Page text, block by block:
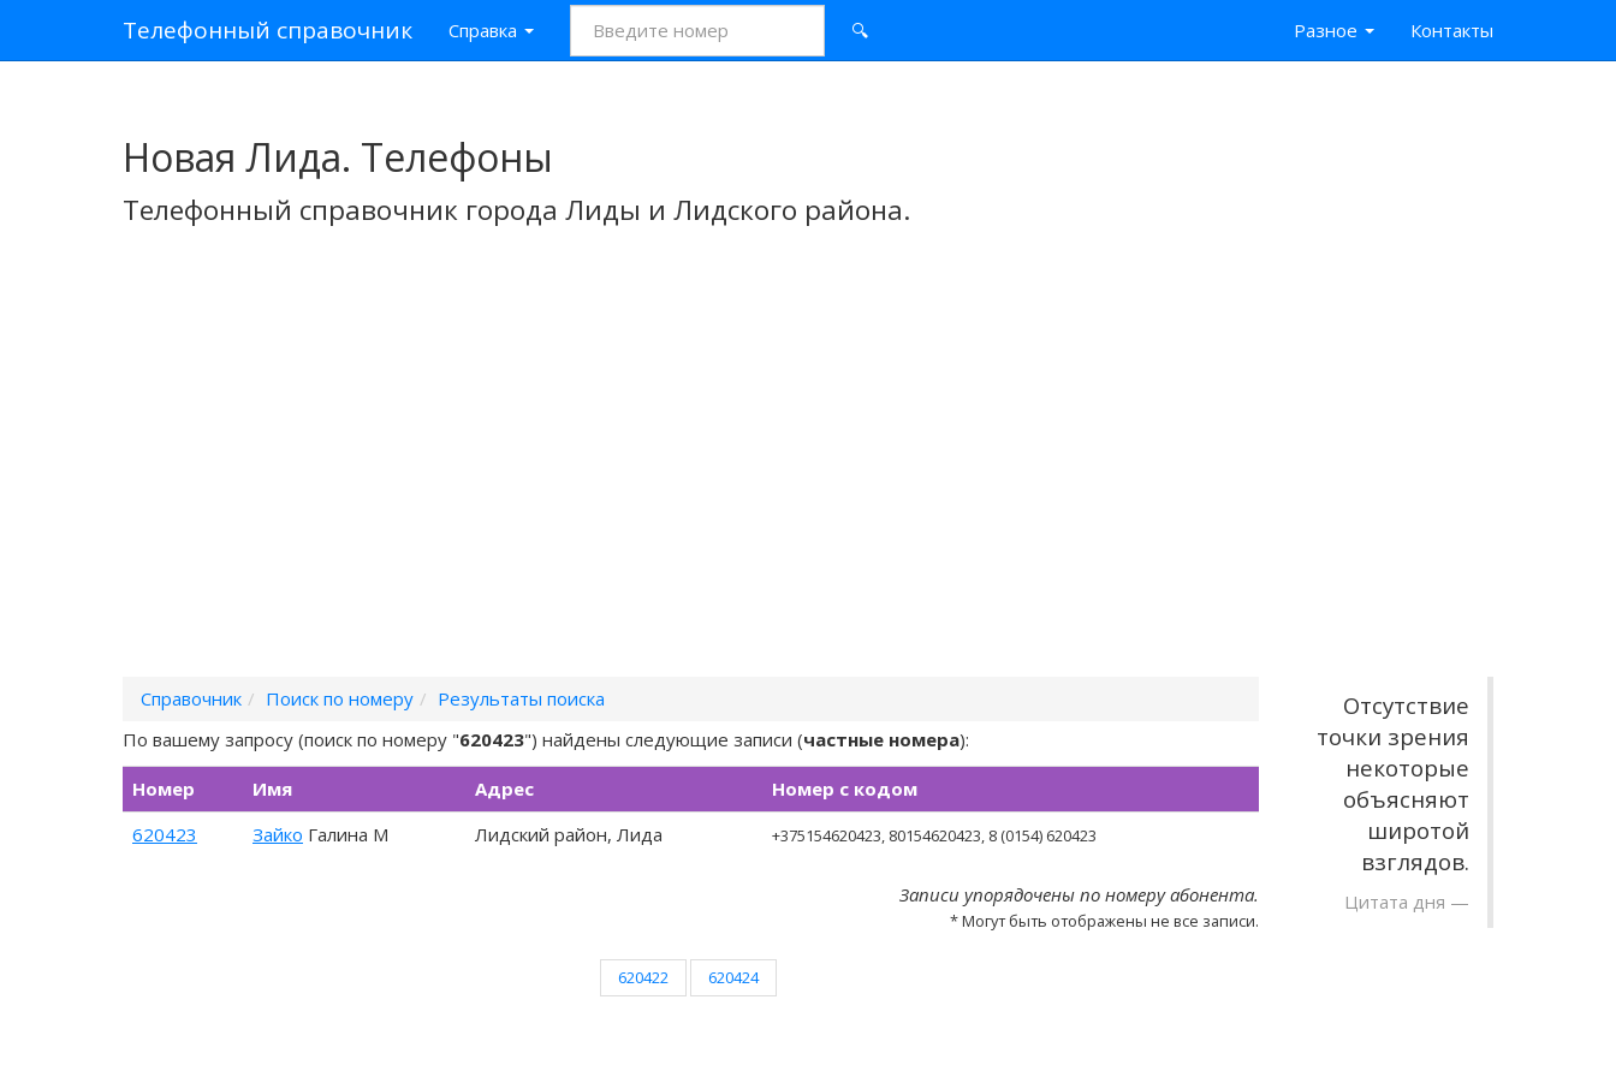
Телефонный справочник Справка 🔍 Разное Контакты
Новая Лида. Телефоны
Телефонный справочник города Лиды и Лидского района.
Справочник Поиск по номеру
Результаты поиска
По вашему запросу (поиск по номеру "620423") найдены следующие записи (частные номера):
Номер Имя Адрес
Номер с кодом
620423
Зайко Галина М Лидский район, Лида +375154620423 , 80154620423, 8 (0154) 620423
Записи упорядочены по номеру абонента.
* Могут быть отображены не все записи.
620422 620424
Отсутствие
точки зрения
некоторые
объясняют
широтой
взглядов.
Цитата дня